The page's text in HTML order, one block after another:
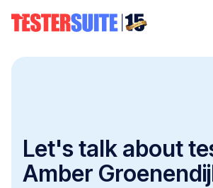
Let's talk about
Amber